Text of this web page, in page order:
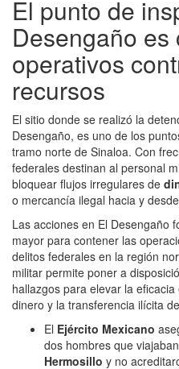
El punto de
Desengaño es
operativos
recursos
El sitio donde se realizó la
Desengaño, es uno de los
tramo norte de Sinaloa. Con
federales destinan al personal
bloquear flujos irregulares de
o mercancía ilegal hacia y
Las acciones en El Desengaño
mayor para contener las
delitos federales en la región
militar permite poner a
hallazgos para elevar la
dinero y la transferencia ilícita
El Ejército Mexicano
dos hombres que
Hermosillo y no